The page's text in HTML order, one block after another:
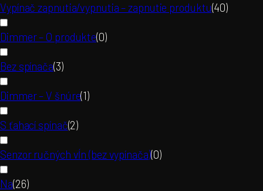
Vypínač zapnutia/vypnutia – zapnutie produktu(40)
Dimmer – O produkte(0)
Bez spínača(3)
Dimmer – V šnúre(1)
S ťahací spínač(2)
Senzor ručných vĺn (bez vypínača)(0)
Na(26)